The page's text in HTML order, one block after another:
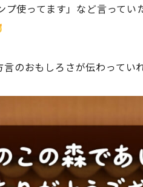
プ使ってます」など言って
のおもしろさが伝わってい